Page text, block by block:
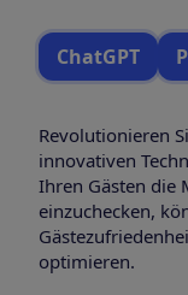
ChatGPT
Revolutionieren
innovativen
Ihren Gästen die
einzuchecken,
optimieren.